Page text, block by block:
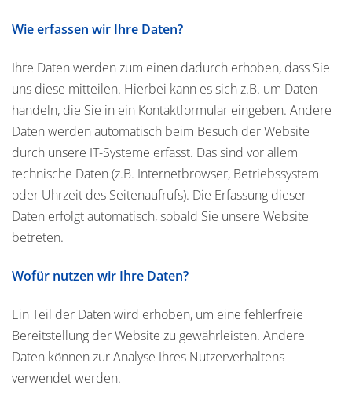
Wie erfassen wir Ihre Daten?
Ihre Daten werden zum einen dadurch erhoben, dass Sie
uns diese mitteilen. Hierbei kann es sich z.B. um Daten
handeln, die Sie in ein Kontaktformular eingeben. Andere
Daten werden automatisch beim Besuch der Website
durch unsere IT-Systeme erfasst. Das sind vor allem
technische Daten (z.B. Internetbrowser, Betriebssystem
oder Uhrzeit des Seitenaufrufs). Die Erfassung dieser
Daten erfolgt automatisch, sobald Sie unsere Website
betreten.
Wofür nutzen wir Ihre Daten?
Ein Teil der Daten wird erhoben, um eine fehlerfreie
Bereitstellung der Website zu gewährleisten. Andere
Daten können zur Analyse Ihres Nutzerverhaltens
verwendet werden.